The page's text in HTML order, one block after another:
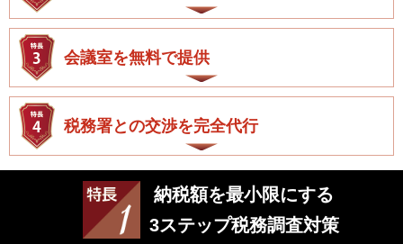
会議室を無料で提供
税務署との交渉を完全代行
納税額を最小限にする
3ステップ税務調査対策